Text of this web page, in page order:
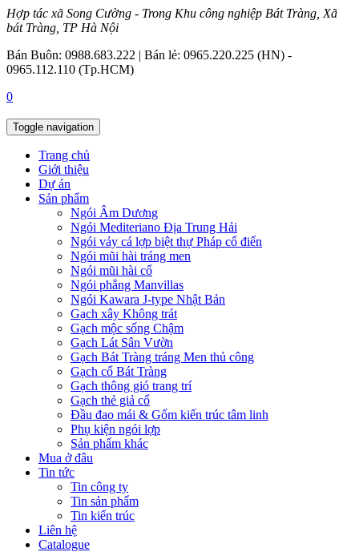
Hợp tác xã Song Cường - Trong Khu công nghiệp Bát Tràng, Xã
bát Tràng, TP Hà Nội
Bán Buôn: 0988.683.222 | Bán lẻ: 0965.220.225 (HN) -
0965.112.110 (Tp.HCM)
0
Toggle navigation
Trang chủ
Giới thiệu
Dự án
Sản phẩm
Ngói Âm Dương
Ngói Mediteriano Địa Trung Hải
Ngói vảy cá lợp biệt thự Pháp cổ điển
Ngói mũi hài tráng men
Ngói mũi hài cổ
Ngói phẳng Manvillas
Ngói Kawara J-type Nhật Bản
Gạch xây Không trát
Gạch mộc sống Chậm
Gạch Lát Sân Vườn
Gạch Bát Tràng tráng Men thủ công
Gạch cổ Bát Tràng
Gạch thông gió trang trí
Gạch thẻ giả cổ
Đầu đao mái & Gốm kiến trúc tâm linh
Phụ kiện ngói lợp
Sản phẩm khác
Mua ở đâu
Tin tức
Tin công ty
Tin sản phẩm
Tin kiến trúc
Liên hệ
Catalogue